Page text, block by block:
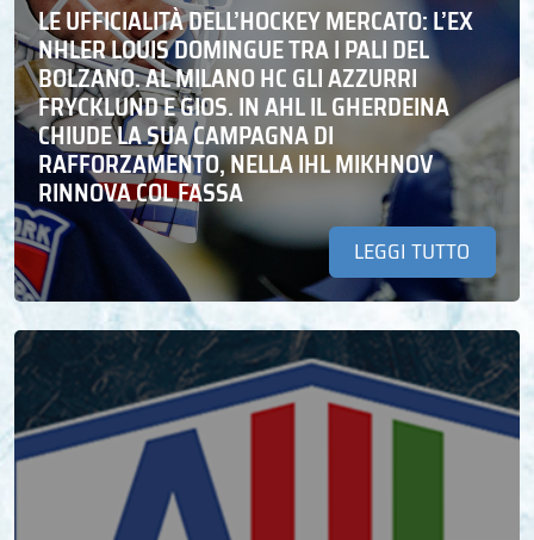
LE UFFICIALITÀ DELL’HOCKEY MERCATO: L’EX
NHLER LOUIS DOMINGUE TRA I PALI DEL
BOLZANO. AL MILANO HC GLI AZZURRI
FRYCKLUND E GIOS. IN AHL IL GHERDEINA
CHIUDE LA SUA CAMPAGNA DI
RAFFORZAMENTO, NELLA IHL MIKHNOV
RINNOVA COL FASSA
LEGGI TUTTO